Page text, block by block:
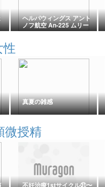
ヘルパウィングス アント
ノフ航空 An-225 ムリー
ヤ UR-82060 1/400スケ
性
真夏の雑感
微授精
不妊治療1stサイクル㉛〜